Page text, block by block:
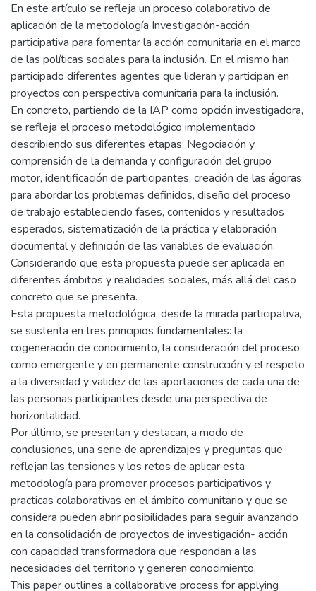
En este artículo se refleja un proceso colaborativo de
aplicación de la metodología Investigación-acción
participativa para fomentar la acción comunitaria en el marco
de las políticas sociales para la inclusión. En el mismo han
participado diferentes agentes que lideran y participan en
proyectos con perspectiva comunitaria para la inclusión.
En concreto, partiendo de la IAP como opción investigadora,
se refleja el proceso metodológico implementado
describiendo sus diferentes etapas: Negociación y
comprensión de la demanda y configuración del grupo
motor, identificación de participantes, creación de las ágoras
para abordar los problemas definidos, diseño del proceso
de trabajo estableciendo fases, contenidos y resultados
esperados, sistematización de la práctica y elaboración
documental y definición de las variables de evaluación.
Considerando que esta propuesta puede ser aplicada en
diferentes ámbitos y realidades sociales, más allá del caso
concreto que se presenta.
Esta propuesta metodológica, desde la mirada participativa,
se sustenta en tres principios fundamentales: la
cogeneración de conocimiento, la consideración del proceso
como emergente y en permanente construcción y el respeto
a la diversidad y validez de las aportaciones de cada una de
las personas participantes desde una perspectiva de
horizontalidad.
Por último, se presentan y destacan, a modo de
conclusiones, una serie de aprendizajes y preguntas que
reflejan las tensiones y los retos de aplicar esta
metodología para promover procesos participativos y
practicas colaborativas en el ámbito comunitario y que se
considera pueden abrir posibilidades para seguir avanzando
en la consolidación de proyectos de investigación- acción
con capacidad transformadora que respondan a las
necesidades del territorio y generen conocimiento.
This paper outlines a collaborative process for applying